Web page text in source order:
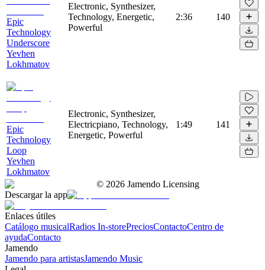
Epic
Technology
Underscore
Yevhen
Lokhmatov
Electronic, Synthesizer,
Technology, Energetic,
Powerful
2:36 140
Epic
Technology
Loop
Yevhen
Lokhmatov
Electronic, Synthesizer,
Electricpiano, Technology,
Energetic, Powerful
1:49 141
© 2026 Jamendo Licensing
Descargar la app
Enlaces útiles
Catálogo musicalRadios In-storePreciosContactoCentro de
ayudaContacto
Jamendo
Jamendo para artistasJamendo Music